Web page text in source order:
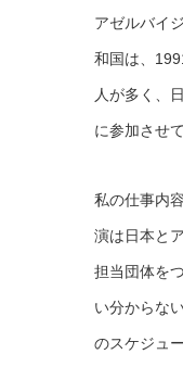
アゼルバイ
和国は、
人が多く、
に参加させ
私の仕事内
演は日本と
担当団体を
い分からな
のスケジュ